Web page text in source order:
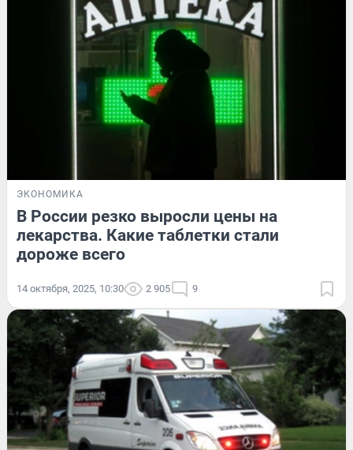
ЭКОНОМИКА
В России резко выросли цены на
лекарства. Какие таблетки стали
дороже всего
14 октября, 2025, 10:30 2 905 9